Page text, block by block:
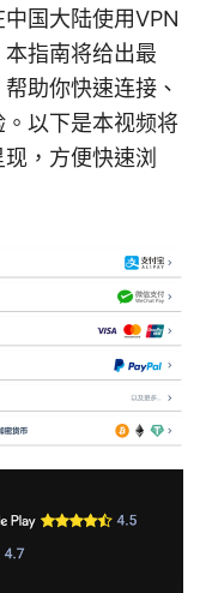
国大陆使用VPN
指南将给出最
助你快速连接、
以下是本视频将
，方便快速浏